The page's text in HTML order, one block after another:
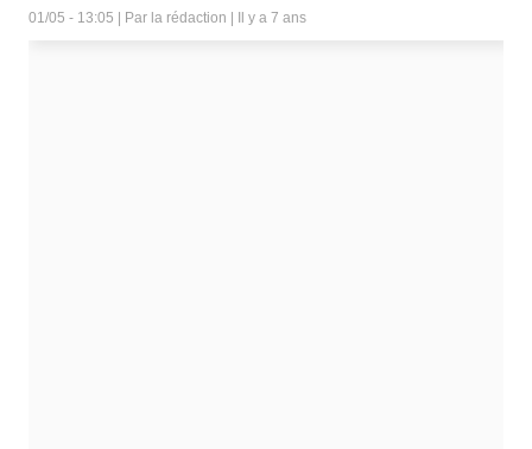
01/05 - 13:05 | Par la rédaction | Il y a 7 ans